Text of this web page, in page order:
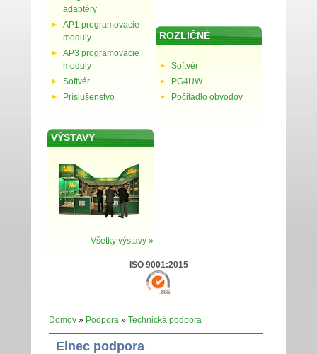
adaptéry
AP1 programovacie
moduly
AP3 programovacie
moduly
Softvér
Príslušenstvo
ROZLIČNÉ
Softvér
PG4UW
Počitadlo obvodov
VÝSTAVY
Všetky výstavy »
ISO 9001:2015
Domov » Podpora » Technická podpora
Elnec podpora